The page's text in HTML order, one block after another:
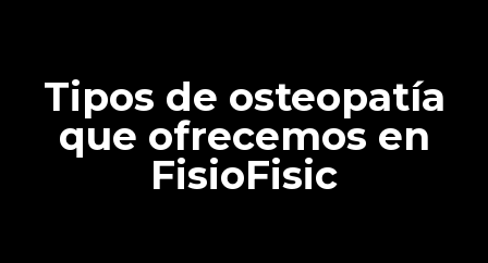
Tipos de osteopatía
que ofrecemos en
FisioFisic